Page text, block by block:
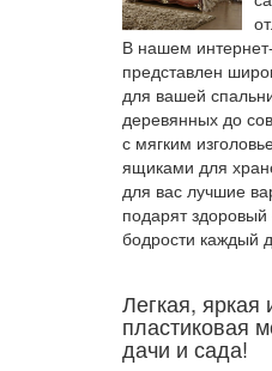
В нашем
представлен
для вашей
деревянных до
с мягким
ящиками для
для вас лучшие
подарят
бодрости каждый
Легкая, яркая
пластиковая
дачи и сада!